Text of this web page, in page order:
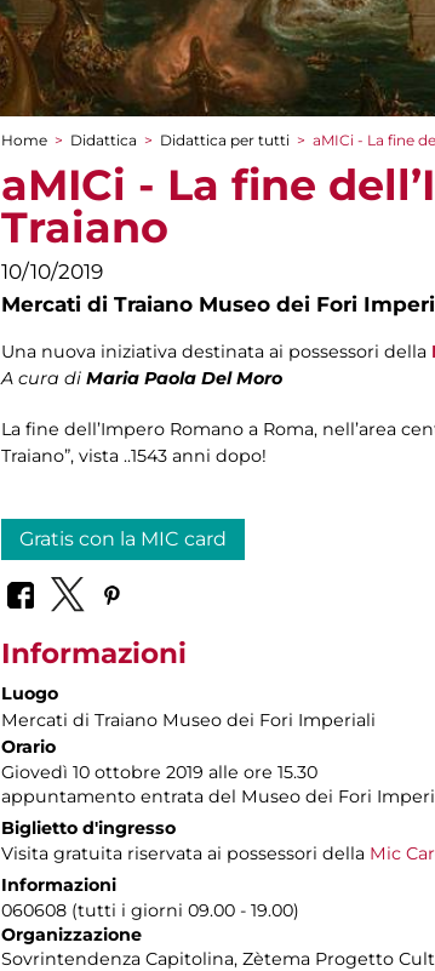
Tu sei qui
Home > Didattica > Didattica per tutti > aMICi - La fine
aMICi - La fine
Traiano
10/10/2019
Mercati di Traiano Museo dei Fori
Una nuova iniziativa destinata ai possessori della
A cura di Maria Paola Del Moro
La fine dell’Impero Romano a Roma, nell’area
Traiano”, vista ..1543 anni dopo!
Gratis con la MIC card
Informazioni
Luogo
Mercati di Traiano Museo dei Fori Imperiali
Orario
Giovedì 10 ottobre 2019 alle ore 15.30
appuntamento entrata del Museo dei Fori
Biglietto d'ingresso
Visita gratuita riservata ai possessori della Mic
Informazioni
060608 (tutti i giorni 09.00 - 19.00)
Organizzazione
Sovrintendenza Capitolina, Zètema Progetto